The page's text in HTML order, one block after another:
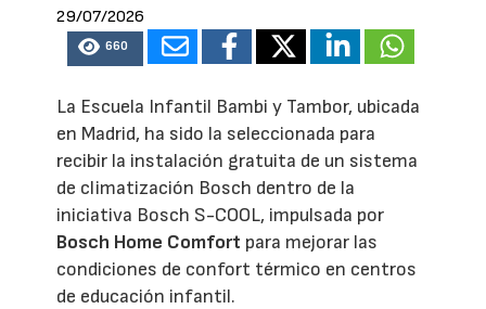
29/07/2026
660
La Escuela Infantil Bambi y Tambor, ubicada
en Madrid, ha sido la seleccionada para
recibir la instalación gratuita de un sistema
de climatización Bosch dentro de la
iniciativa Bosch S-COOL, impulsada por
Bosch Home Comfort para mejorar las
condiciones de confort térmico en centros
de educación infantil.